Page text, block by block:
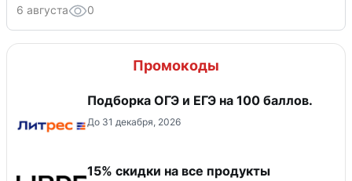
6 августа 0
Промокоды
Подборка ОГЭ и ЕГЭ на 100 баллов.
До 31 декабря, 2026
15% скидки на все продукты